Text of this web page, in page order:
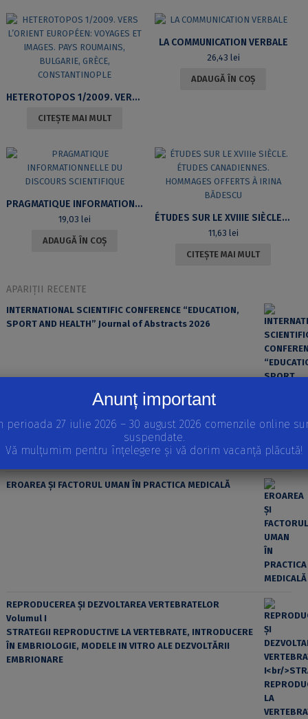
HETEROTOPOS 1/2009. VERS L’ORIENT EUROPÉEN: VOYAGES ET IMAGES. PAYS ROUMAINS, BULGARIE, GRÈCE, CONSTANTINOPLE
CITEȘTE MAI MULT
LA COMMUNICATION VERBALE
26,43 lei
ADAUGĂ ÎN COȘ
PRAGMATIQUE INFORMATIONNELLE DU DISCOURS SCIENTIFIQUE
19,03 lei
ADAUGĂ ÎN COȘ
ÉTUDES SUR LE XVIIIE SIÈCLE. ÉTUDES CANADIENNES. HOMMAGES OFFERTS À IRINA BĂDESCU
11,63 lei
CITEȘTE MAI MULT
APARIȚII RECENTE
INTERNATIONAL SCIENTIFIC CONFERENCE “EDUCATION,
SPORT AND HEALTH” Journal of Abstracts 2026
EROAREA ȘI FACTORUL UMAN ÎN PRACTICA MEDICALĂ
REPRODUCEREA ȘI DEZVOLTAREA VERTEBRATELOR
Volumul I
STRATEGII REPRODUCTIVE LA VERTEBRATE, INTRODUCERE
ÎN EMBRIOLOGIE, MODELE IN VITRO ALE DEZVOLTĂRII
EMBRIONARE
Anunț important
perioada 27 iulie 2026 – 30 august 2026 comenzile online
suspendate.
Vă mulțumim pentru înțelegere și vă dorim vacanță plăcută!